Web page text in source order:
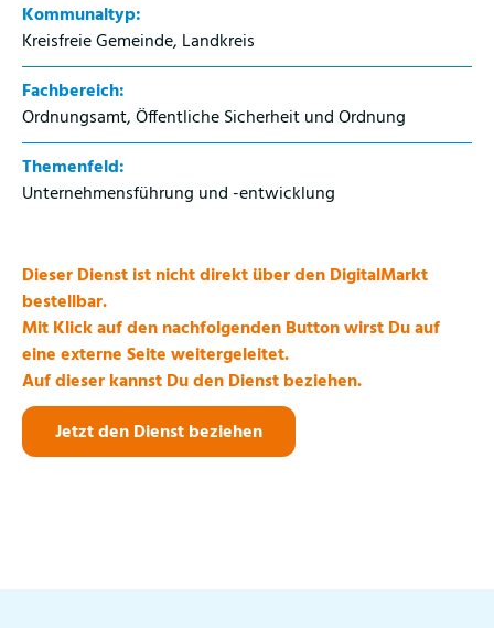
Kommunaltyp:
Kreisfreie Gemeinde, Landkreis
Fachbereich:
Ordnungsamt, Öffentliche Sicherheit und Ordnung
Themenfeld:
Unternehmensführung und -entwicklung
Dieser Dienst ist nicht direkt über den DigitalMarkt
bestellbar.
Mit Klick auf den nachfolgenden Button wirst Du auf
eine externe Seite weitergeleitet.
Auf dieser kannst Du den Dienst beziehen.
Jetzt den Dienst beziehen